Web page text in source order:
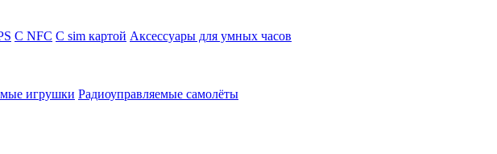
C NFC C sim картой Аксессуары для умных часов
игрушки Радиоуправляемые самолёты